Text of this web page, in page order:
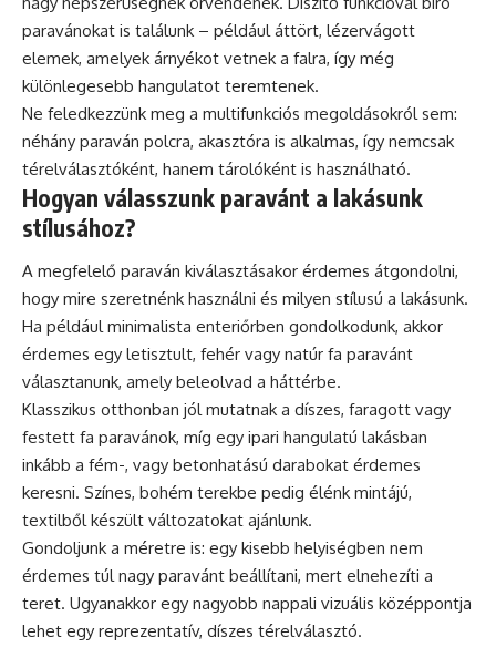
paravánokat is találunk – például áttört, lézervágott
elemek, amelyek árnyékot vetnek a falra, így még
különlegesebb hangulatot teremtenek.
Ne feledkezzünk meg a multifunkciós megoldásokról sem:
néhány paraván polcra, akasztóra is alkalmas, így nemcsak
térelválasztóként, hanem tárolóként is használható.
Hogyan válasszunk paravánt a lakásunk
stílusához?
A megfelelő paraván kiválasztásakor érdemes átgondolni,
hogy mire szeretnénk használni és milyen stílusú a lakásunk.
Ha például minimalista enteriőrben gondolkodunk, akkor
érdemes egy letisztult, fehér vagy natúr fa paravánt
választanunk, amely beleolvad a háttérbe.
Klasszikus otthonban jól mutatnak a díszes, faragott vagy
festett fa paravánok, míg egy ipari hangulatú lakásban
inkább a fém-, vagy betonhatású darabokat érdemes
keresni. Színes, bohém terekbe pedig élénk mintájú,
textilből készült változatokat ajánlunk.
Gondoljunk a méretre is: egy kisebb helyiségben nem
érdemes túl nagy paravánt beállítani, mert elnehezíti a
teret. Ugyanakkor egy nagyobb nappali vizuális középpontja
lehet egy reprezentatív, díszes térelválasztó.